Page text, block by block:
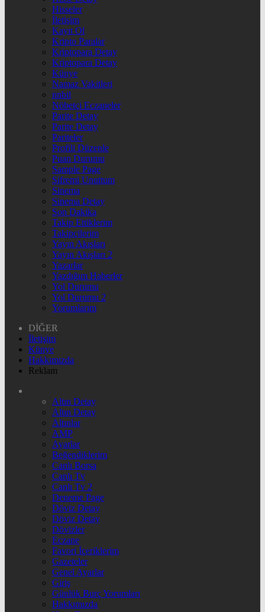
Hisseler
İletişim
Kayıt Ol
Kripto Paralar
Kriptopara Detay
Kriptopara Detay
Künye
Namaz Vakitleri
nnbil
Nöbetçi Eczaneler
Parite Detay
Parite Detay
Pariteler
Profili Düzenle
Puan Durumu
Sample Page
Şifremi Unuttum
Sinema
Sinema Detay
Son Dakika
Takip Ettiklerim
Takipçilerim
Yayın Akışları
Yayın Akışları 2
Yazarlar
Yazdığım Haberler
Yol Durumu
Yol Durumu 2
Yorumlarım
DİĞER
İletişim
Künye
Hakkımızda
Reklam
Altın Detay
Altın Detay
Altınlar
AMP
Ayarlar
Beğendiklerim
Canlı Borsa
Canlı Tv
Canlı Tv 2
Deneme Page
Döviz Detay
Döviz Detay
Dövizler
Eczane
Favori İçeriklerim
Gazeteler
Genel Ayarlar
Giriş
Günlük Burç Yorumları
Hakkımızda